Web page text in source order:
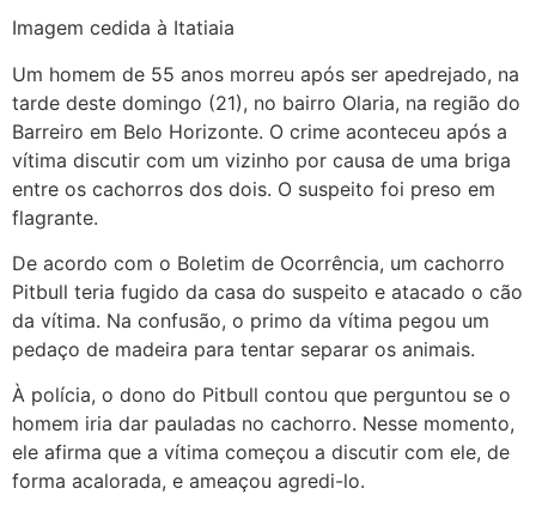
Imagem cedida à Itatiaia
Um homem de 55 anos morreu após ser apedrejado, na
tarde deste domingo (21), no bairro Olaria, na região do
Barreiro em Belo Horizonte. O crime aconteceu após a
vítima discutir com um vizinho por causa de uma briga
entre os cachorros dos dois. O suspeito foi preso em
flagrante.
De acordo com o Boletim de Ocorrência, um cachorro
Pitbull teria fugido da casa do suspeito e atacado o cão
da vítima. Na confusão, o primo da vítima pegou um
pedaço de madeira para tentar separar os animais.
À polícia, o dono do Pitbull contou que perguntou se o
homem iria dar pauladas no cachorro. Nesse momento,
ele afirma que a vítima começou a discutir com ele, de
forma acalorada, e ameaçou agredi-lo.